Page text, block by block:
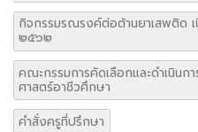
กิจกรรมรณรงค์ต่อต้านยาเสพติด
๒๕๖๒
คณะกรรมการคัดเลือกและดำเนินก
ศาสตร์อาชีวศึกษา
คำสั่งครูที่ปรึกษา